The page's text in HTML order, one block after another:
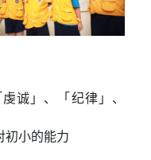
诚」、「纪律」、
初小的能力